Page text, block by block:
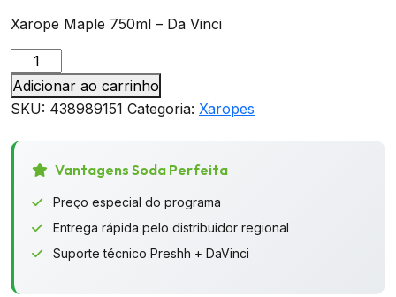
Xarope Maple 750ml – Da Vinci
Xarope
Maple
750ml
Da
Vinci
Adicionar ao carrinho
SKU: 438989151 Categoria: Xaropes
Vantagens Soda Perfeita
Preço especial do programa
Entrega rápida pelo distribuidor regional
Suporte técnico Preshh + DaVinci